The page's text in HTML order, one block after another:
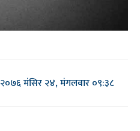
२०७६ मंसिर २४, मंगलवार ०९:३८